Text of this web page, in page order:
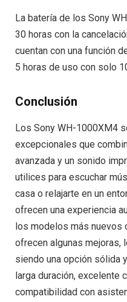
La batería de los Sony
30 horas con la
cuentan con una función
5 horas de uso con solo
Conclusión
Los Sony WH-1000XM4
excepcionales que
avanzada y un sonido
utilices para escuchar
casa o relajarte en un
ofrecen una experiencia
los modelos más nuevos
ofrecen algunas mejoras,
siendo una opción sólida
larga duración, excelente
compatibilidad con